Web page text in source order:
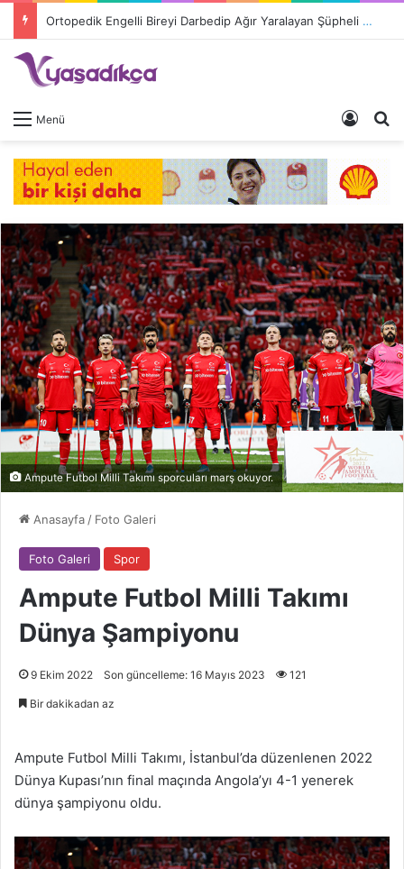
Ortopedik Engelli Bireyi Darbedip Ağır Yaralayan Şüpheli Tutuklandı
Menü Giriş
Ampute Futbol Milli Takımı sporcuları marş okuyor.
Anasayfa / Foto Galeri
Foto Galeri Spor
Ampute Futbol Milli Takımı
Dünya Şampiyonu
9 Ekim 2022 Son güncelleme: 16 Mayıs 2023 121
Bir dakikadan az
Ampute Futbol Milli Takımı, İstanbul’da düzenlenen 2022
Dünya Kupası’nın final maçında Angola’yı 4-1 yenerek
dünya şampiyonu oldu.